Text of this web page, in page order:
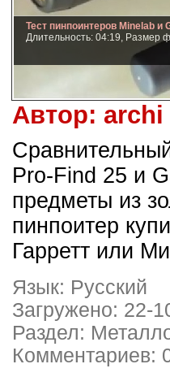
Тест пинпоинтеров Minelab и
Длительность: 04:19, Размер
Автор: archi
Pro-Find 25 и
предметы из
пинпоитер
Гарретт или
Язык: Русский
Загружено: 22-
Раздел:
Комментариев: